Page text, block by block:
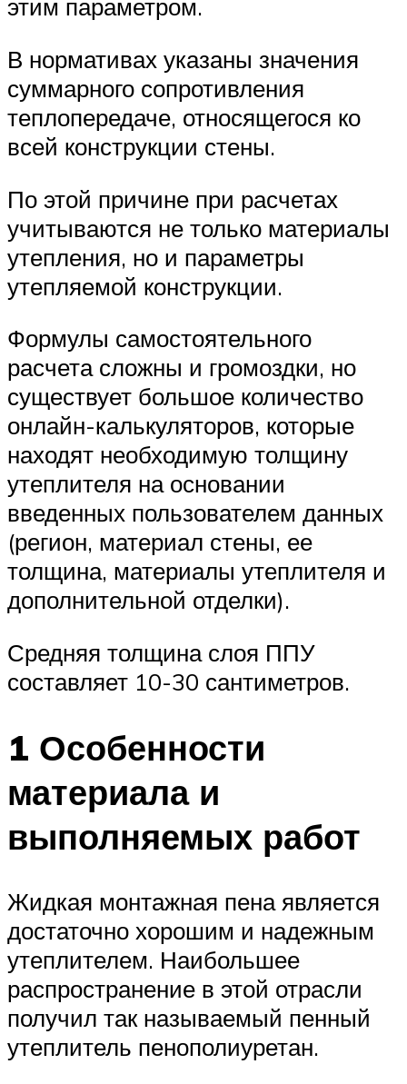
этим параметром.
В нормативах указаны значения
суммарного сопротивления
теплопередаче, относящегося ко
всей конструкции стены.
По этой причине при расчетах
учитываются не только материалы
утепления, но и параметры
утепляемой конструкции.
Формулы самостоятельного
расчета сложны и громоздки, но
существует большое количество
онлайн-калькуляторов, которые
находят необходимую толщину
утеплителя на основании
введенных пользователем данных
(регион, материал стены, ее
толщина, материалы утеплителя и
дополнительной отделки).
Средняя толщина слоя ППУ
составляет 10-30 сантиметров.
1 Особенности
материала и
выполняемых работ
Жидкая монтажная пена является
достаточно хорошим и надежным
утеплителем. Наибольшее
распространение в этой отрасли
получил так называемый пенный
утеплитель пенополиуретан.